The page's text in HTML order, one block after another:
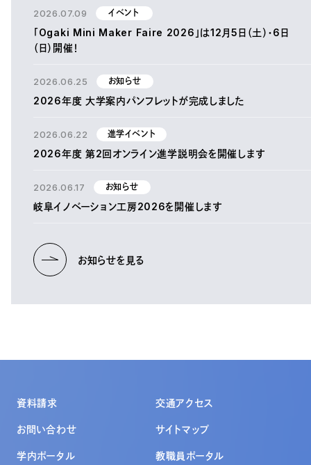
2026.07.09 イベント
「Ogaki Mini Maker Faire 2026」は12月5日（土）・6日
（日）開催！
2026.06.25 お知らせ
2026年度 大学案内パンフレットが完成しました
2026.06.22 進学イベント
2026年度 第2回オンライン進学説明会を開催します
2026.06.17 お知らせ
岐阜イノベーション工房2026を開催します
お知らせを見る
資料請求 交通アクセス
お問い合わせ サイトマップ
学内ポータル 教職員ポータル